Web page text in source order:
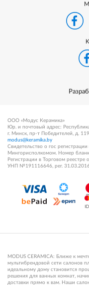
ООО «Модус Керамика»
Юр. и почтовый адрес:
г. Минск, пр-т Победителей, д.
modus@keramika.by
Свидетельство о гос
Мингорисполкомом. Номер
Регистрации в Торговом реестре
УНП №191116646, рег.
MODUS CERAMICA: Ближе к
мультибрендовой сети салонов
идеальному дому становится
решения для ванных комнат,
доставки прямо к вам. Наши